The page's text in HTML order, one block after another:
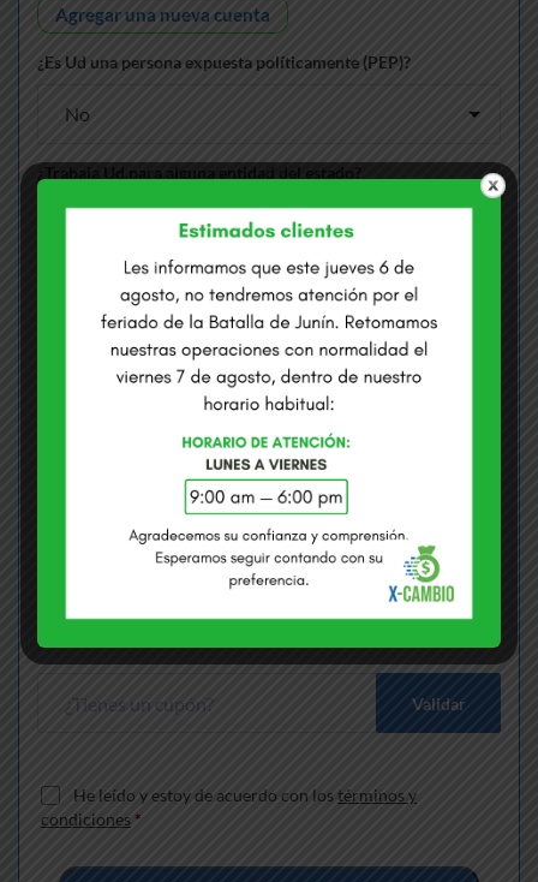
Agregar una nueva cuenta
¿Es Ud una persona expuesta políticamente (PEP)?
COMPRAMOS USD
S/3.3710
VENDEMOS USD
S/3.4100
Dólares
Gana S/170.11más que cambiando en bancos
Validar
He leído y estoy de acuerdo con lostérminos y
condiciones*